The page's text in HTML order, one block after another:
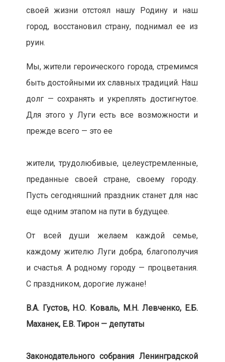
своей жизни отстоял нашу Родину и наш
город, восстановил страну, поднимал ее из
руин.
Мы, жители героического города, стремимся
быть достойными их славных традиций. Наш
долг — сохранять и укреплять достигнутое.
Для этого у Луги есть все возможности и
прежде всего — это ее
жители, трудолюбивые, целеустремленные,
преданные своей стране, своему городу.
Пусть сегодняшний праздник станет для нас
еще одним этапом на пути в будущее.
От всей души желаем каждой семье,
каждому жителю Луги добра, благополучия
и счастья. А родному городу — процветания.
С праздником, дорогие лужане!
В.А. Густов, Н.О. Коваль, М.Н. Левченко, Е.Б.
Маханек, Е.В. Тирон — депутаты
Законодательного собрания Ленинградской